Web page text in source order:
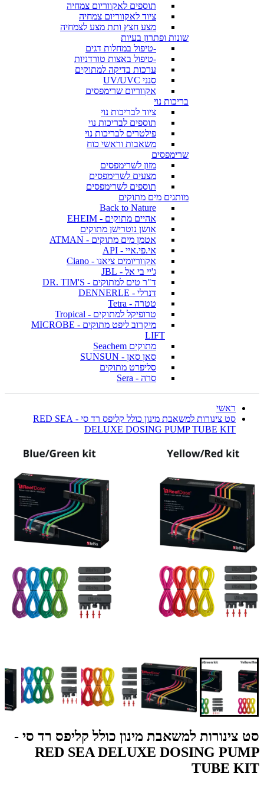
תוספים לאקווריום צמחיה
ציוד לאקווריום צמחיה
מצע חצץ ותת מצע לצמחיה
שונות ופתרון בעיות
-טיפול במחלות דגים
-טיפול באצות טורדניות
ערכות בדיקה למתוקים
סנני UV/UVC
אקווריום שרימפסים
בריכות נוי
ציוד לבריכות נוי
תוספים לבריכות נוי
פילטרים לבריכות נוי
משאבות וראשי כוח
שרימפסים
מזון לשרימפסים
מצעים לשרימפסים
תוספים לשרימפסים
מותגים מים מתוקים
Back to Nature
אהיים מתוקים - EHEIM
אושן נוטרישן מתוקים
אטמן מים מתוקים - ATMAN
אי.פי.איי - API
אקווריומים ציאנו - Ciano
ג'יי בי אל - JBL
ד"ר טים למתוקים - DR. TIM'S
דנרלי - DENNERLE
טטרה - Tetra
טרופיקל למתוקים - Tropical
מיקרוב ליפט מתוקים - MICROBE
LIFT
מתוקים Seachem
סאן סאן - SUNSUN
סליפרט מתוקים
סרה - Sera
ראשי
סט צינורות למשאבת מינון כולל קליפס רד סי - RED SEA
DELUXE DOSING PUMP TUBE KIT
סט צינורות למשאבת מינון כולל קליפס רד סי -
RED SEA DELUXE DOSING PUMP
TUBE KIT